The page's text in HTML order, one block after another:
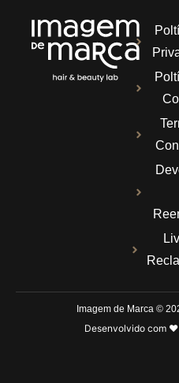
Imagem de Marca ©
Desenvolvido com